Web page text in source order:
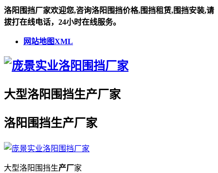
洛阳围挡厂家欢迎您,咨询洛阳围挡价格,围挡租赁,围挡安装,请
拔打在线电话，24小时在线服务。
网站地图XML
大型洛阳围挡生产厂家
洛阳围挡生产厂家
大型洛阳围挡生产厂家